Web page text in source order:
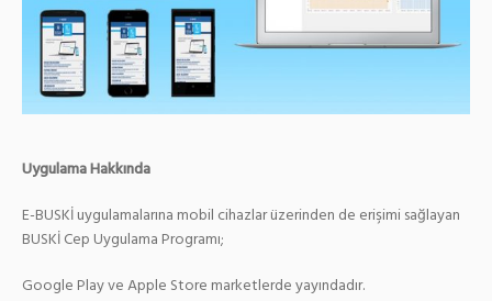
Uygulama Hakkında
E-BUSKİ uygulamalarına mobil cihazlar üzerinden de erişimi sağlayan
BUSKİ Cep Uygulama Programı;
Google Play ve Apple Store marketlerde yayındadır.